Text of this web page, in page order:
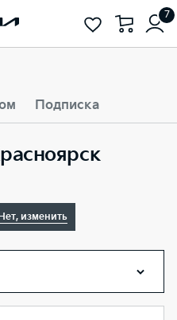
7
Подписка
изменить